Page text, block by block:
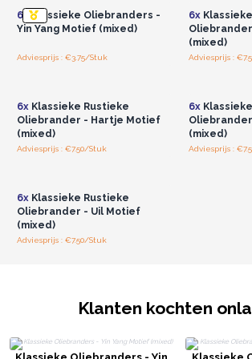
6x Klassieke Oliebranders -
Yin Yang Motief (mixed)
Adviesprijs : €3.75/Stuk
6x
(mixed)
Adviesprijs :
6xKlassieke Rustieke
Oliebrander - Hartje Motief
(mixed)
Adviesprijs : €7.50/Stuk
6x
(mixed)
Adviesprijs :
6xKlassieke Rustieke
Oliebrander - Uil Motief
(mixed)
Adviesprijs : €7.50/Stuk
Klanten kochten